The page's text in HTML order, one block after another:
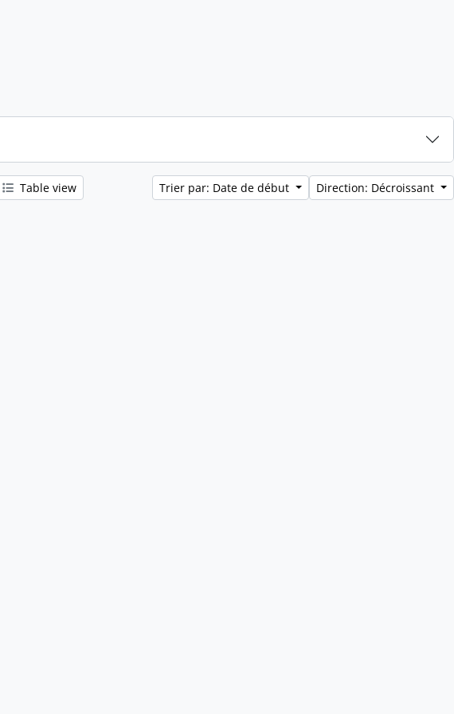
Table view Trier par: Date de début Direction: Décroissant